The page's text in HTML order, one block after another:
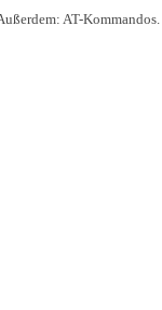
AT-Kommandos.